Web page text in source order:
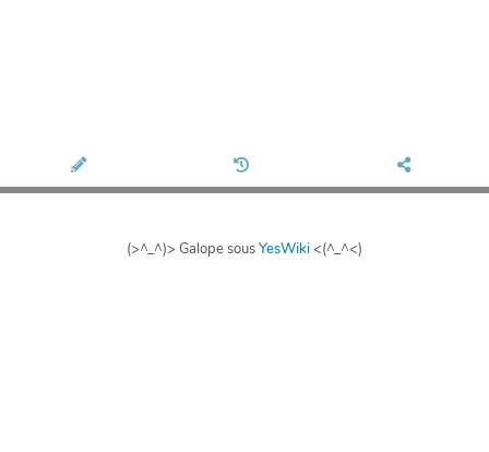
(>^_^)> Galope sousYesWiki<(^_^<)